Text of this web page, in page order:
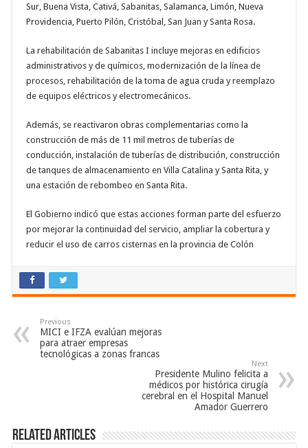
Sur, Buena Vista, Cativá, Sabanitas, Salamanca, Limón, Nueva
Providencia, Puerto Pilón, Cristóbal, San Juan y Santa Rosa.
La rehabilitación de Sabanitas I incluye mejoras en edificios
administrativos y de químicos, modernización de la línea de
procesos, rehabilitación de la toma de agua cruda y reemplazo
de equipos eléctricos y electromecánicos.
Además, se reactivaron obras complementarias como la
construcción de más de 11 mil metros de tuberías de
conducción, instalación de tuberías de distribución, construcción
de tanques de almacenamiento en Villa Catalina y Santa Rita, y
una estación de rebombeo en Santa Rita.
El Gobierno indicó que estas acciones forman parte del esfuerzo
por mejorar la continuidad del servicio, ampliar la cobertura y
reducir el uso de carros cisternas en la provincia de Colón
Previous
MICI e IFZA evalúan mejoras
para atraer empresas
tecnológicas a zonas francas
Next
Presidente Mulino felicita a
médicos por histórica cirugía
cerebral en el Hospital Manuel
Amador Guerrero
Related Articles